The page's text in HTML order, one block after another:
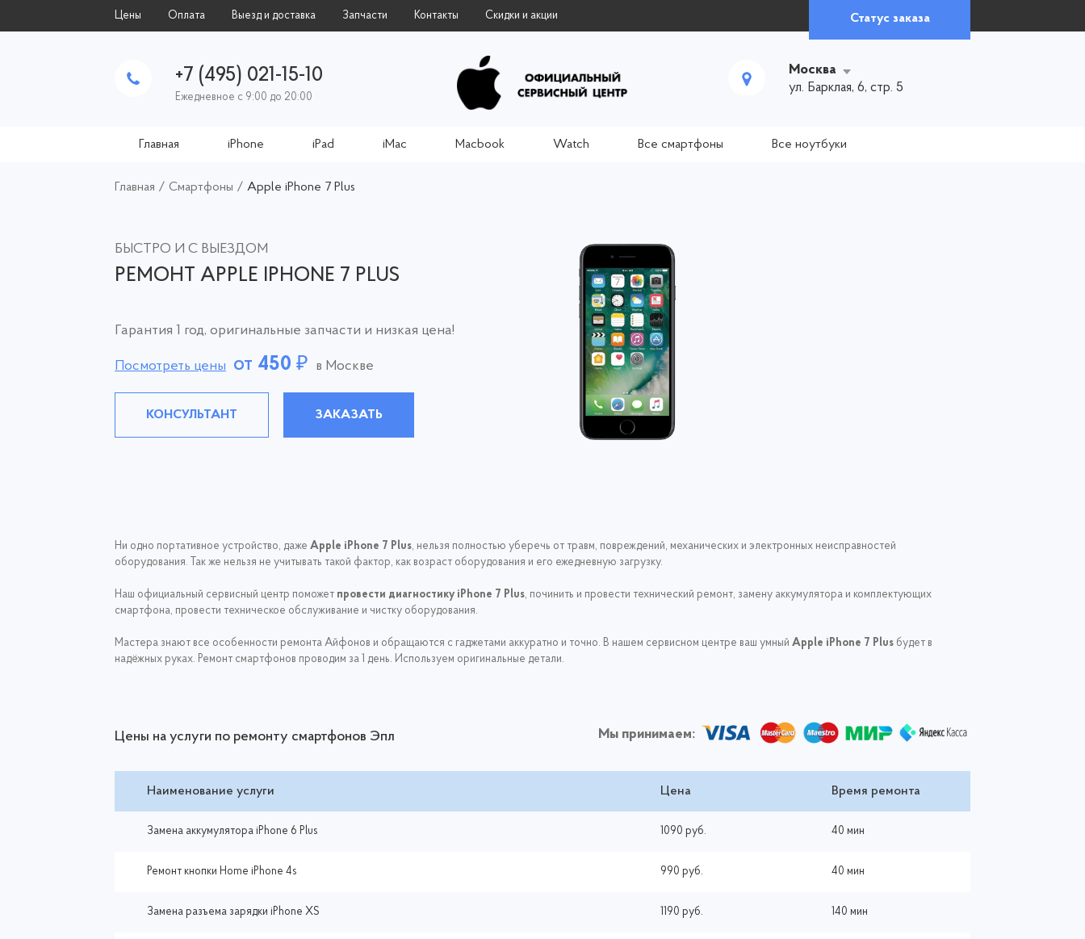
Цены Оплата Выезд и доставка Запчасти Контакты Скидки и акции Статус заказа
+7 (495) 021-15-10
Ежедневное с 9:00 до 20:00
Москва
ул. Барклая, 6, стр. 5
Главная iPhone iPad iMac Macbook Watch Все смартфоны Все ноутбуки
Главная / Смартфоны / Apple iPhone 7 Plus
БЫСТРО И С ВЫЕЗДОМ
РЕМОНТ APPLE IPHONE 7 PLUS
Гарантия 1 год, оригинальные запчасти и низкая цена!
Посмотреть цены от 450 ₽ в Москве
КОНСУЛЬТАНТ ЗАКАЗАТЬ
Ни одно портативное устройство, даже Apple iPhone 7 Plus, нельзя полностью уберечь от травм, повреждений, механических и электронных неисправностей
оборудования. Так же нельзя не учитывать такой фактор, как возраст оборудования и его ежедневную загрузку.
Наш официальный сервисный центр поможет провести диагностику iPhone 7 Plus, починить и провести технический ремонт, замену аккумулятора и комплектующих
смартфона, провести техническое обслуживание и чистку оборудования.
Мастера знают все особенности ремонта Айфонов и обращаются с гаджетами аккуратно и точно. В нашем сервисном центре ваш умный Apple iPhone 7 Plus будет в
надёжных руках. Ремонт смартфонов проводим за 1 день. Используем оригинальные детали.
Мы принимаем:
Цены на услуги по ремонту смартфонов Эпл
Наименование услуги Цена Время ремонта
Замена аккумулятора iPhone 6 Plus 1090 руб. 40 мин
Ремонт кнопки Home iPhone 4s 990 руб. 40 мин
Замена разъема зарядки iPhone XS 1190 руб. 140 мин